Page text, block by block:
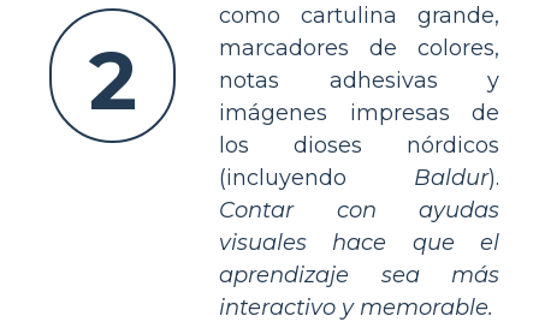
2
como cartulina grande,
marcadores de colores,
notas adhesivas y
imágenes impresas de
los dioses nórdicos
(incluyendo Baldur).
Contar con ayudas
visuales hace que el
aprendizaje sea más
interactivo y memorable.